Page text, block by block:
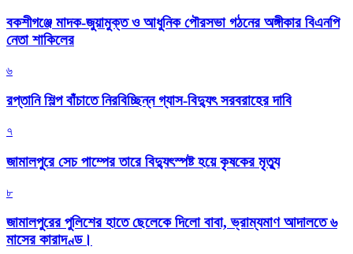
বকশীগঞ্জে মাদক-জুয়ামুক্ত ও আধুনিক পৌরসভা গঠনের অঙ্গীকার বিএনপি
নেতা শাকিলের
৬
রপ্তানি শিল্প বাঁচাতে নিরবিচ্ছিন্ন গ্যাস-বিদ্যুৎ সরবরাহের দাবি
৭
জামালপুরে সেচ পাম্পের তারে বিদ্যুৎস্পষ্ট হয়ে কৃষকের মৃত্যু
৮
জামালপুরের পুলিশের হাতে ছেলেকে দিলো বাবা, ভ্রাম্যমাণ আদালতে ৬
মাসের কারাদণ্ড।